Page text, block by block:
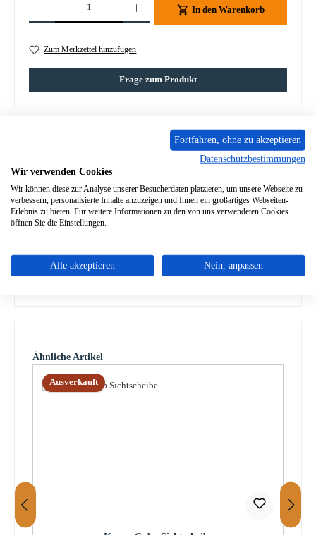
In den Warenkorb
Zum Merkzettel hinzufügen
Frage zum Produkt
Türfeder Eckdaten: Heiztürfeder, Zugfeder
Mehr
Eigenschaften
Angaben zur Produktsicherheit
Produktgalerie überspringen
Ähnliche Artikel
Ausverkauft
Fortfahren, ohne zu akzeptieren
Datenschutzbestimmungen
Wir verwenden Cookies
Wir können diese zur Analyse unserer Besucherdaten platzieren, um unsere Webseite zu
verbessern, personalisierte Inhalte anzuzeigen und Ihnen ein großartiges Webseiten-
Erlebnis zu bieten. Für weitere Informationen zu den von uns verwendeten Cookies
öffnen Sie die Einstellungen.
Alle akzeptieren Nein, anpassen